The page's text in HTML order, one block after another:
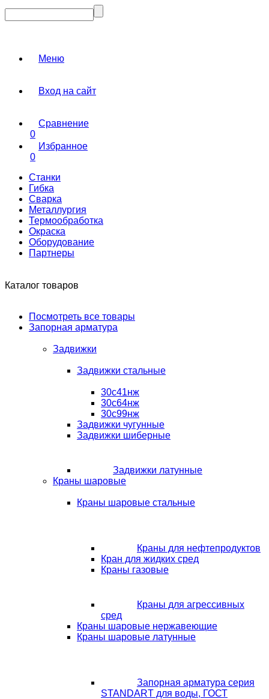
Меню
Вход на сайт
Сравнение
0
Избранное
0
Станки
Гибка
Сварка
Металлургия
Термообработка
Окраска
Оборудование
Партнеры
Каталог товаров
Посмотреть все товары
Запорная арматура
Задвижки
Задвижки стальные
30с41нж
30с64нж
30с99нж
Задвижки чугунные
Задвижки шиберные
Задвижки латунные
Краны шаровые
Краны шаровые стальные
Краны для нефтепродуктов
Кран для жидких сред
Краны газовые
Краны для агрессивных
сред
Краны шаровые нержавеющие
Краны шаровые латунные
Запорная арматура серия
STANDART для воды, ГОСТ